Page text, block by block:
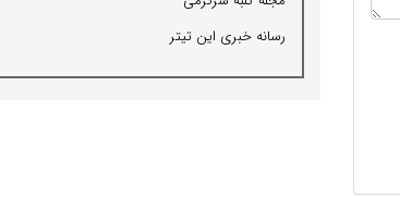
رسانه خبری این تیتر